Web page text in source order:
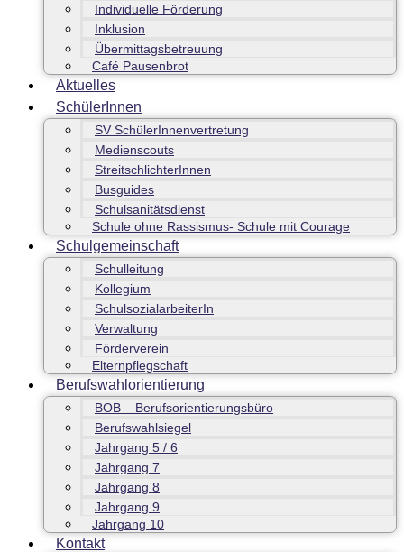
Individuelle Förderung
Inklusion
Übermittagsbetreuung
Café Pausenbrot
Aktuelles
SchülerInnen
SV SchülerInnenvertretung
Medienscouts
StreitschlichterInnen
Busguides
Schulsanitätsdienst
Schule ohne Rassismus- Schule mit Courage
Schulgemeinschaft
Schulleitung
Kollegium
SchulsozialarbeiterIn
Verwaltung
Förderverein
Elternpflegschaft
Berufswahlorientierung
BOB – Berufsorientierungsbüro
Berufswahlsiegel
Jahrgang 5 / 6
Jahrgang 7
Jahrgang 8
Jahrgang 9
Jahrgang 10
Kontakt